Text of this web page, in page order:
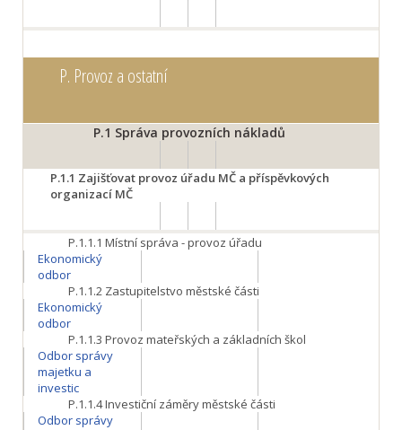
P. Provoz a ostatní
P.1 Správa provozních nákladů
P.1.1 Zajišťovat provoz úřadu MČ a příspěvkových
organizací MČ
P.1.1.1 Místní správa - provoz úřadu
Ekonomický
odbor
P.1.1.2 Zastupitelstvo městské části
Ekonomický
odbor
P.1.1.3 Provoz mateřských a základních škol
Odbor správy
majetku a
investic
P.1.1.4Investiční záměry městské části
Odbor správy